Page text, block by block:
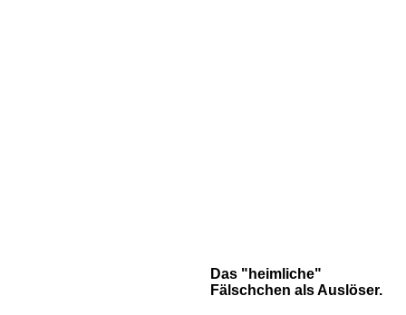
Das "heimliche"
Fälschchen als Auslöser.